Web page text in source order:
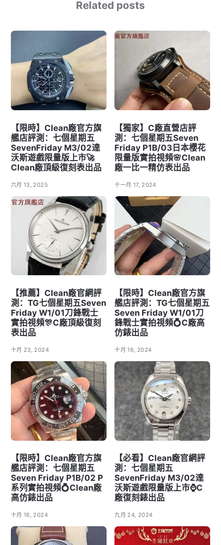
Related posts
【限時】Clean廠官方旗
艦店評測：七個星期五
SevenFriday M3/02達
沃斯遊戲限量版上市🚀
Clean廠頂級復刻表出品
六月 13, 2025
【獨家】C廠直營店評
測：七個星期五Seven
Friday P1B/03日本櫻花
限量版實拍視頻🌸Clean
廠一比一精仿表出品
十一月 17, 2024
【推薦】Clean廠官網評
測：TG七個星期五Seven
Friday W1/01刀鋒戰士
實拍視頻🎊C廠頂級復刻
表出品
十月 23, 2024
【限時】Clean廠官方旗
艦店評測：TG七個星期五
Seven Friday W1/01刀
鋒戰士實拍視頻💍C廠高
仿錶出品
十月 16, 2024
【限時】Clean廠官方旗
艦店評測：七個星期五
Seven Friday P1B/02 P
系列實拍視頻💍Clean廠
高仿錶出品
十月 16, 2024
【必看】Clean廠官網評
測：七個星期五
SevenFriday M3/02達
沃斯遊戲限量版上市⌚C
廠復刻錶出品
九月 24, 2024